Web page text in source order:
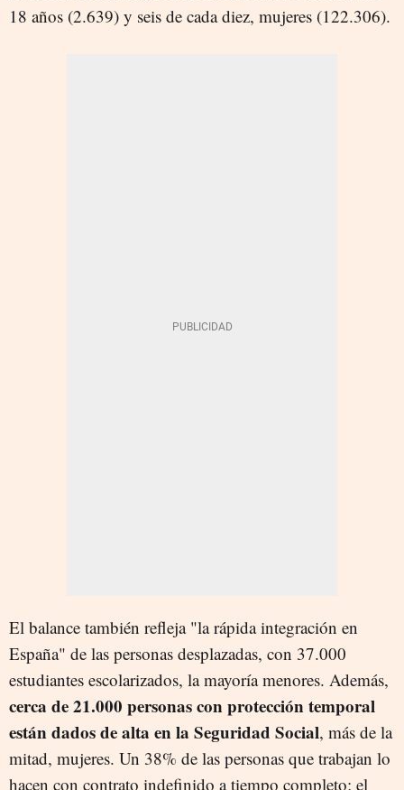
18 años (2.639) y seis de cada diez, mujeres (122.306).
El balance también refleja "la rápida integración en
España" de las personas desplazadas, con 37.000
estudiantes escolarizados, la mayoría menores. Además,
cerca de 21.000 personas con protección temporal
están dados de alta en la Seguridad Social, más de la
mitad, mujeres. Un 38% de las personas que trabajan lo
hacen con contrato indefinido a tiempo completo; el